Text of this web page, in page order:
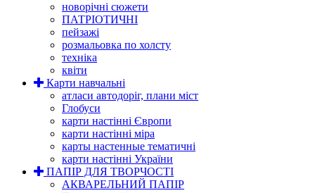
новорічні сюжети
ПАТРІОТИЧНІ
пейзажі
розмальовка по холсту
техніка
квіти
Карти навчальні
атласи автодоріг, плани міст
Глобуси
карти настінні Європи
карти настінні міра
карты настенные тематичні
карти настінні України
ПАПІР ДЛЯ ТВОРЧОСТІ
АКВАРЕЛЬНИЙ ПАПІР